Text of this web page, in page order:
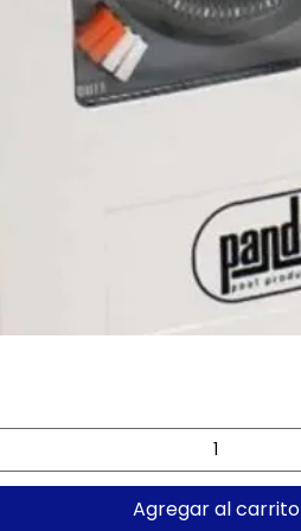
Agregar al carrito